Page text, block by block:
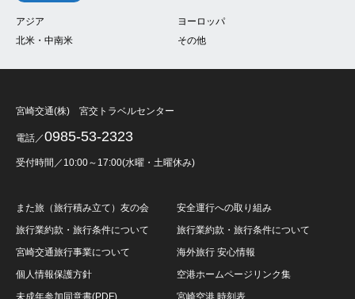
アジア
ヨーロッパ
北米・中南米
その他
宮崎交通(株) 宮交トラベルセンター
電話／0985-53-2323
受付時間／10:00～17:00(水曜・土曜休み)
また旅（旅行積み立て）友の会
旅行業約款・旅行条件について
宮崎交通旅行事業について
個人情報保護方針
未成年参加同意書(PDF)
安全運行への取り組み
旅行業約款・旅行条件について
海外旅行 安心情報
空港ホームページリンク集
宮崎空港 時刻表